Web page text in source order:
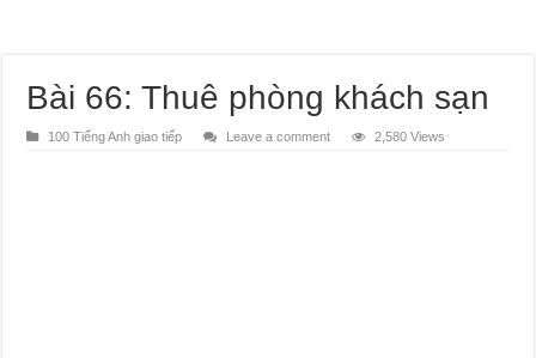
Bài 66: Thuê phòng khách sạn
100 Tiếng Anh giao tiếp Leave a comment 2,580 Views